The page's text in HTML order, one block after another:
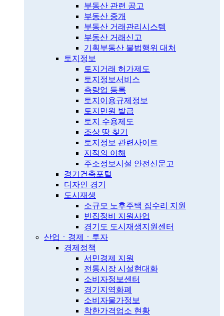
부동산 관련 공고
부동산 중개
부동산 거래관리시스템
부동산 거래신고
기획부동산 불법행위 대처
토지정보
토지거래 허가제도
토지정보서비스
측량업 등록
토지이용규제정보
토지민원 발급
토지 수용제도
조상 땅 찾기
토지정보 관련사이트
지적의 이해
주소정보시설 안전신문고
경기건축포털
디자인 경기
도시재생
소규모 노후주택 집수리 지원
빈집정비 지원사업
경기도 도시재생지원센터
산업ㆍ경제ㆍ투자
경제정책
서민경제 지원
전통시장 시설현대화
소비자정보센터
경기지역화폐
소비자물가정보
착한가격업소 현황